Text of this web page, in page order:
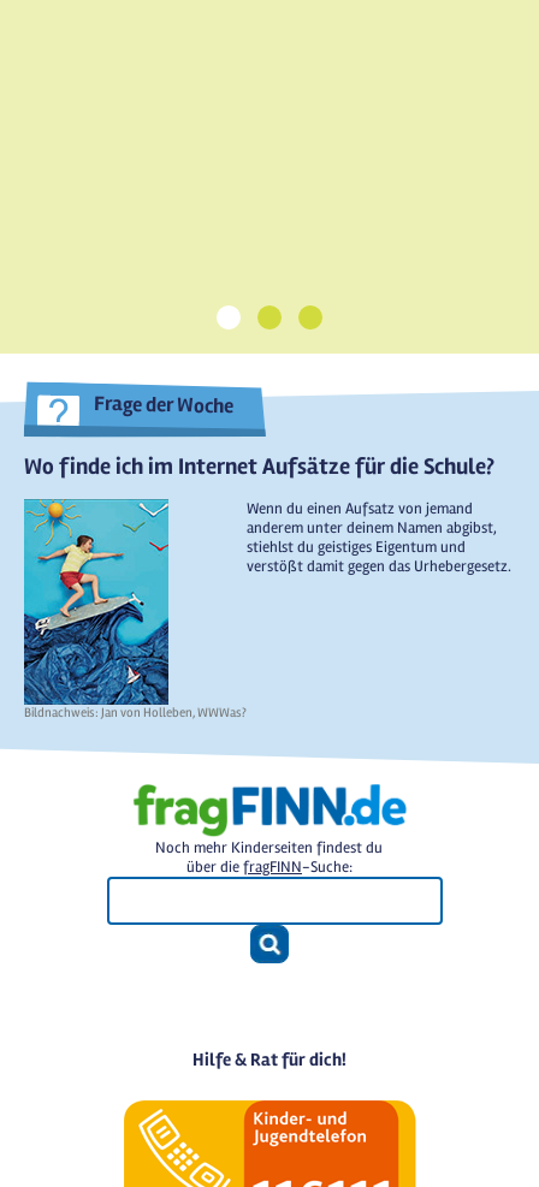
1 2 3
Frage der Woche
Wo finde ich im Internet Aufsätze für die Schule?
Bildnachweis: Jan von Holleben, WWWas?
Wenn du einen Aufsatz von jemand
anderem unter deinem Namen abgibst,
stiehlst du geistiges Eigentum und
verstößt damit gegen das Urhebergesetz.
Noch mehr Kinderseiten findest du
über diefragFINN-Suche:
Hilfe & Rat für dich!